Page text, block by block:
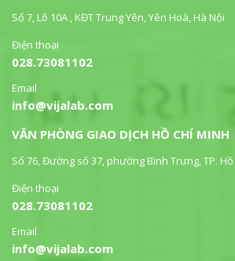
Số 7, Lô 10A , KĐT Trung Yên, Yên Hoà, Hà Nội
Điện thoại
028.73081102
Email
info@vijalab.com
VĂN PHÒNG GIAO DỊCH HỒ CHÍ MINH
Số 76, Đường số 37, phường Bình Trưng, TP.
Điện thoại
028.73081102
Email
info@vijalab.com